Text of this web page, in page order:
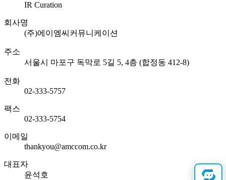
IR Curation
회사명
(주)에이엠씨커뮤니케이션
주소
서울시 마포구 독막로 5길 5, 4층 (합정동 412-8)
전화
02-333-5757
팩스
02-333-5754
이메일
thankyou@amccom.co.kr
대표자
윤석호